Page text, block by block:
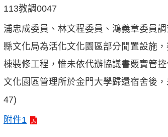
113教調0047
浦忠成委員、林文程委員、鴻義章委員
縣文化局為活化文化園區部分閒置設施
棟裝修工程，惟未依代辦協議書覈實管
文化園區管理所於金門大學歸還宿舍後
47)
附件1